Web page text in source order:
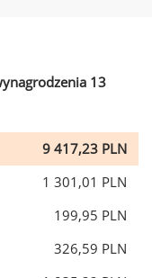
13
9 417,23 PLN
1 301,01 PLN
199,95 PLN
326,59 PLN